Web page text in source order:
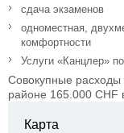
сдача экзаменов
одноместная,
комфортности
Услуги «Канцлер»
Совокупные расходы
районе 165.000 CHF
Карта